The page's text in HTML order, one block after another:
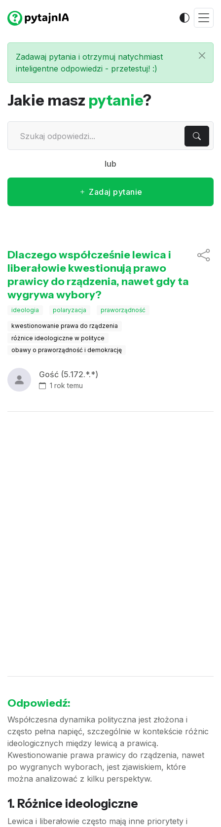
Zadawaj pytania i otrzymuj natychmiast
inteligentne odpowiedzi - przetestuj! :)
Jakie masz pytanie?
lub
Zadaj pytanie
Dlaczego współcześnie lewica i
liberałowie kwestionują prawo
prawicy do rządzenia, nawet gdy ta
wygrywa wybory?
ideologia polaryzacja praworządność
kwestionowanie prawa do rządzenia
różnice ideologiczne w polityce
obawy o praworządność i demokrację
Gość (5.172.*.*)
1 rok temu
Odpowiedź:
Współczesna dynamika polityczna jest złożona i
często pełna napięć, szczególnie w kontekście różnic
ideologicznych między lewicą a prawicą.
Kwestionowanie prawa prawicy do rządzenia, nawet
po wygranych wyborach, jest zjawiskiem, które
można analizować z kilku perspektyw.
1. Różnice ideologiczne
Lewica i liberałowie często mają inne priorytety i